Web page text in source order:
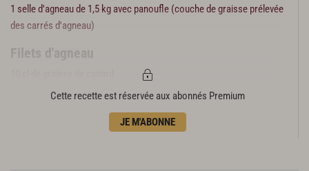
1 selle d'agneau de 1,5 kg avec panoufle (couche de graisse prélevée
des carrés d'agneau)
Filets d'agneau
20 g de beurre
Sous-filets marinés
Cette recette est réservée aux abonnés Premium
JE M'ABONNE